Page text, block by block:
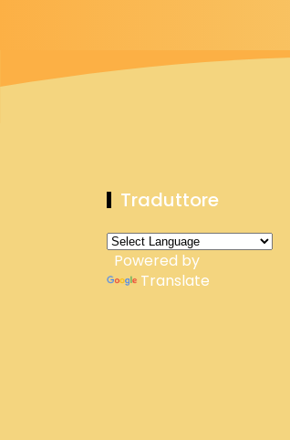
Traduttore
Powered by
Translate